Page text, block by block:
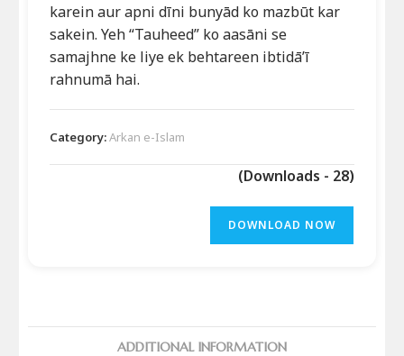
karein aur apni dīni bunyād ko mazbūt kar
sakein. Yeh “Tauheed” ko aasāni se
samajhne ke liye ek behtareen ibtidā’ī
rahnumā hai.
Category:Arkan e-Islam
(Downloads - 28)
DOWNLOAD NOW
ADDITIONAL INFORMATION